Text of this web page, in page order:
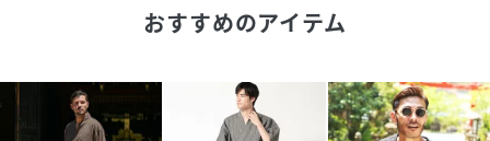
おすすめのアイテム